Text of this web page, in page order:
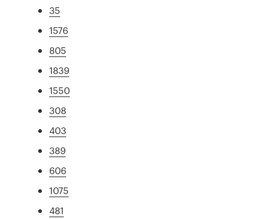
35
1576
805
1839
1550
308
403
389
606
1075
481